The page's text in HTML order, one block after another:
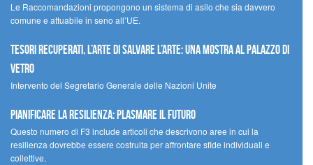
Le Raccomandazioni propongono un sistema di asilo che sia davvero
comune e attuabile in seno all’UE.
Tesori recuperati, l’arte di salvare l’arte: una mostra al Palazzo di
Vetro
Intervento del Segretario Generale delle Nazioni Unite
Pianificare la resilienza: plasmare il futuro
Questo numero di F3 include articoli che descrivono aree in cui la
resilienza dovrebbe essere costruita per affrontare sfide individuali e
collettive.